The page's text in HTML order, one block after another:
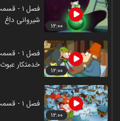
۱۲:۰۰
شیروانی داغ
۱۲:۰۰
خدمتکار عبوث
۱۲:۰۰
فصل ۱ - قسمت ۳۵ - زنگوله های شادی